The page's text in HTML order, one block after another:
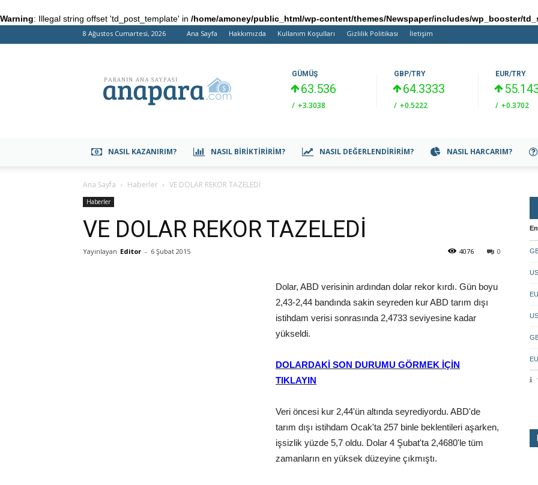
Warning: Illegal string offset 'td_post_template' in /home/amoney/public_html/wp-content/themes/Newspaper/includes/wp_booster/
8 Ağustos Cumartesi, 2026 Ana Sayfa Hakkımızda Kullanım Koşulları Gizlilik Politikası İletişim
GÜMÜŞ
63.536
/ +3.3038
GBP/TRY
64.3333
/ +0.5222
EUR/TRY
/ +0.3702
NASIL KAZANIRIM? NASIL BIRIKTIRIRIM? NASIL DEĞERLENDIRIRIM? NASIL HARCARIM?
Ana Sayfa Haberler VE DOLAR REKOR TAZELEDİ
Haberler
VE DOLAR REKOR TAZELEDİ
Yayınlayan Editor - 6 Şubat 2015 0
4076
Dolar, ABD verisinin ardından dolar rekor kırdı. Gün boyu
2,43-2,44 bandında sakin seyreden kur ABD tarım dışı
istihdam verisi sonrasında 2,4733 seviyesine kadar
yükseldi.
DOLARDAKİ SON DURUMU GÖRMEK İÇİN
TIKLAYIN
Veri öncesi kur 2,44'ün altında seyrediyordu. ABD'de
tarım dışı istihdam Ocak'ta 257 binle beklentileri aşarken,
işsizlik yüzde 5,7 oldu. Dolar 4 Şubat'ta 2,4680'le tüm
zamanların en yüksek düzeyine çıkmıştı.